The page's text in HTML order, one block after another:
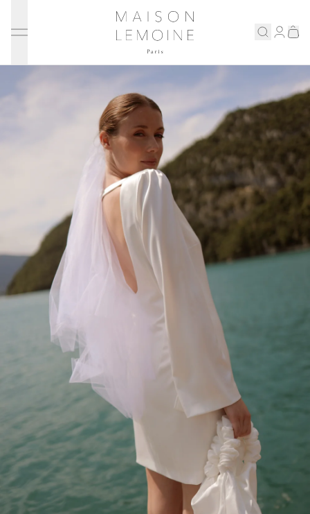
Prenons rendez-vous
Maison Lemoine